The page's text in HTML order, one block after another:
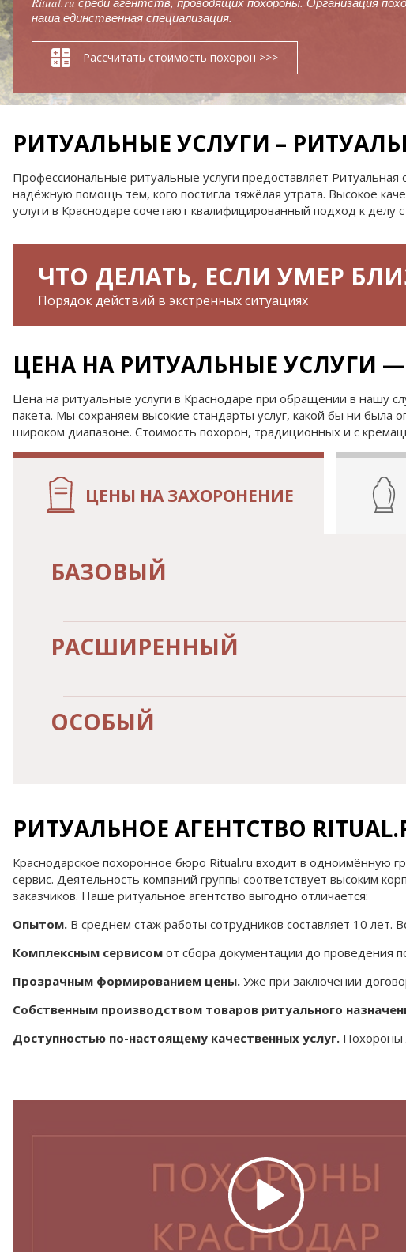
Дополнительная информация
наша единственная специализация.
Рассчитать стоимость похорон >>>
РИТУАЛЬНЫЕ УСЛУГИ –
Профессиональные ритуальные услуги предоставляет
надёжную помощь тем, кого постигла тяжёлая утрата. Высокое
услуги в Краснодаре сочетают квалифицированный подход к
ЧТО ДЕЛАТЬ, ЕСЛИ УМЕР
Порядок действий в экстренных ситуациях
ЦЕНА НА РИТУАЛЬНЫЕ УСЛУГИ
Цена на ритуальные услуги в Краснодаре при обращении в нашу
пакета. Мы сохраняем высокие стандарты услуг, какой бы ни была
широком диапазоне. Стоимость похорон, традиционных и с
ЦЕНЫ НА ЗАХОРОНЕНИЕ
БАЗОВЫЙ
РАСШИРЕННЫЙ
ОСОБЫЙ
РИТУАЛЬНОЕ АГЕНТСТВО
Краснодарское похоронное бюро Ritual.ru входит в одноимённую
сервис. Деятельность компаний группы соответствует высоким
заказчиков. Наше ритуальное агентство выгодно отличается:
Опытом. В среднем стаж работы сотрудников составляет 10 лет.
Комплексным сервисом от сбора документации до проведения
Прозрачным формированием цены. Уже при заключении
Собственным производством товаров ритуального
Доступностью по-настоящему качественных услуг. Похороны